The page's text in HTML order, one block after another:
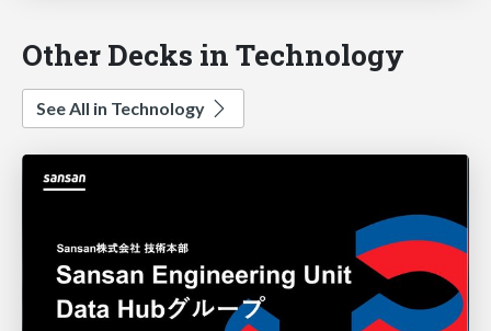
Other Decks in Technology
See All in Technology